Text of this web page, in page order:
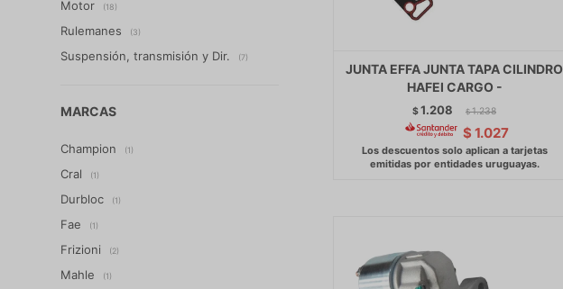
JUNTA EFFA JUNTA TAPA CILINDRO
HAFEI CARGO -
$1.208 $ 1.238
$ 1.027
Motor (18)
Rulemanes (3)
Suspensión, transmisión y Dir. (7)
MARCAS
Champion (1)
Cral (1)
Durbloc (1)
Fae (1)
Frizioni (2)
Mahle (1)